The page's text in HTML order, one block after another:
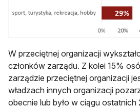
W przeciętnej organizacji
członków zarządu. Z kolei 15%
zarządzie przeciętnej organizacji
władzach innych organizacji
obecnie lub było w ciągu ostatnich